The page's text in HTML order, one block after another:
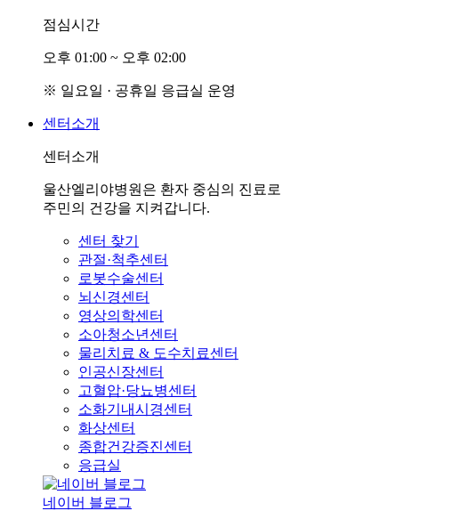
점심시간
오후 01:00 ~ 오후 02:00
※ 일요일 · 공휴일 응급실 운영
센터소개
센터소개
울산엘리야병원은 환자 중심의 진료로
주민의 건강을 지켜갑니다.
센터 찾기
관절·척추센터
로봇수술센터
뇌신경센터
영상의학센터
소아청소년센터
물리치료 & 도수치료센터
인공신장센터
고혈압·당뇨병센터
소화기내시경센터
화상센터
종합건강증진센터
응급실
네이버 블로그